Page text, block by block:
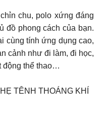
chu, polo xứng đáng
đồ phong cách của bạn.
cùng tính ứng dụng cao,
cảnh như đi làm, đi học,
động thể thao…
TÊNH THOÁNG KHÍ